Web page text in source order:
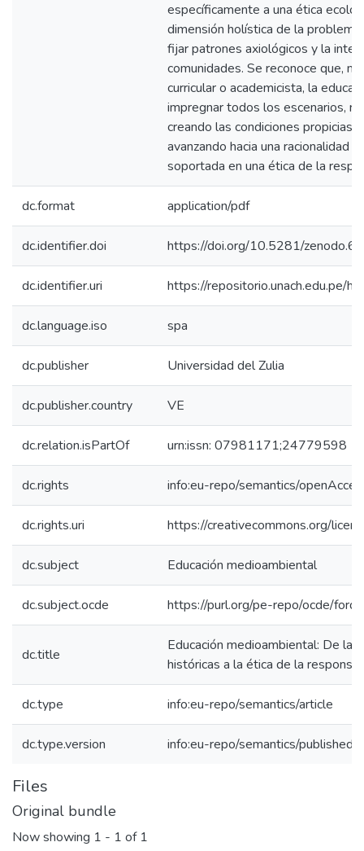
específicamente a una ética
dimensión holística de la
fijar patrones axiológicos y la
comunidades. Se reconoce que,
curricular o academicista, la
impregnar todos los escenarios,
creando las condiciones propicias
avanzando hacia una racionalidad
soportada en una ética de la
dc.format application/pdf
dc.identifier.doi https://doi.org/10.5281/
dc.identifier.uri https://repositorio.unach.edu.pe/
dc.language.iso spa
dc.publisher Universidad del Zulia
dc.publisher.country VE
dc.relation.isPartOf urn:issn: 07981171;24779598
dc.rights info:eu-repo/semantics/
dc.rights.uri https://creativecommons.org/
dc.subject Educación medioambiental
dc.subject.ocde https://purl.org/pe-repo/ocde/
dc.title
Educación medioambiental: De las
históricas a la ética de la
dc.type info:eu-repo/semantics/article
dc.type.version info:eu-repo/semantics/
Files
Original bundle
Now showing 1 - 1 of 1